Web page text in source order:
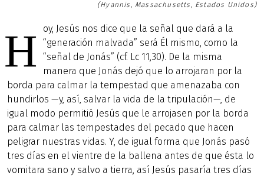
(Hyannis, Massachusetts, Estados Unidos)
H
oy, Jesús nos dice que la señal que dará a la
“generación malvada” será Él mismo, como la
“señal de Jonás” (cf. Lc 11,30). De la misma
manera que Jonás dejó que lo arrojaran por la
borda para calmar la tempestad que amenazaba con
hundirlos —y, así, salvar la vida de la tripulación—, de
igual modo permitió Jesús que le arrojasen por la borda
para calmar las tempestades del pecado que hacen
peligrar nuestras vidas. Y, de igual forma que Jonás pasó
tres días en el vientre de la ballena antes de que ésta lo
vomitara sano y salvo a tierra, así Jesús pasaría tres días